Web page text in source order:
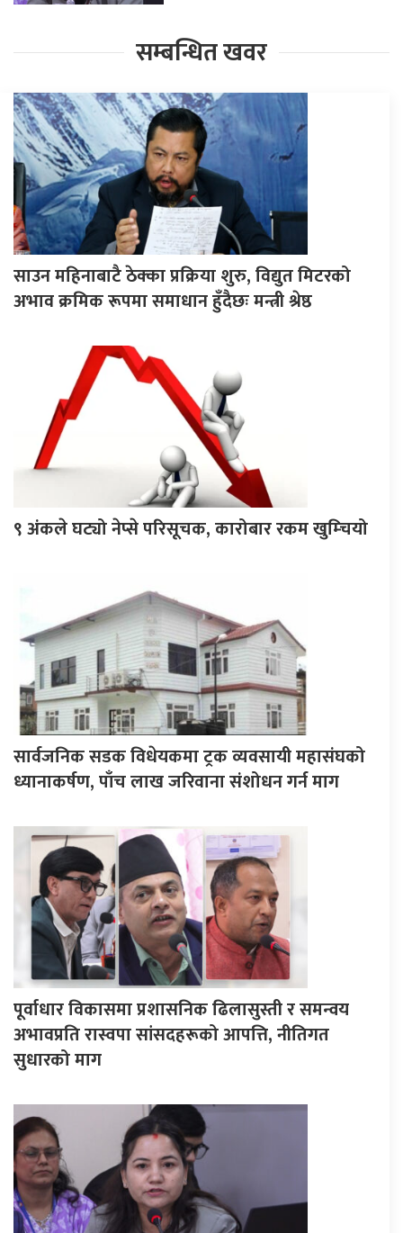
सम्बन्धित खवर
साउन महिनाबाटै ठेक्का प्रक्रिया शुरु, विद्युत मिटरको
अभाव क्रमिक रूपमा समाधान हुँदैछः मन्त्री श्रेष्ठ
९ अंकले घट्यो नेप्से परिसूचक, कारोबार रकम खुम्चियो
सार्वजनिक सडक विधेयकमा ट्रक व्यवसायी महासंघको
ध्यानाकर्षण, पाँच लाख जरिवाना संशोधन गर्न माग
पूर्वाधार विकासमा प्रशासनिक ढिलासुस्ती र समन्वय
अभावप्रति रास्वपा सांसदहरूको आपत्ति, नीतिगत
सुधारको माग